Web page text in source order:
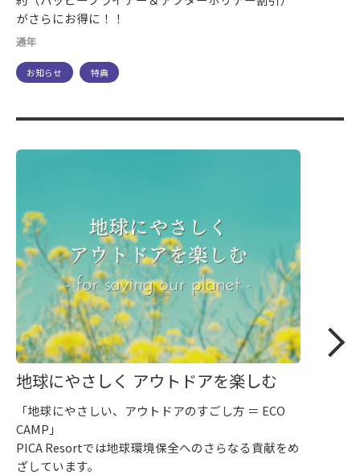
がさらにお得に！！
通年
お知らせ 特典
地球にやさしく アウトドアを楽しむ
「地球にやさしい、アウトドアのすごし方 ＝ ECO
CAMP」
PICA Resortでは地球環境保全へのさらなる貢献をめ
ざしています。